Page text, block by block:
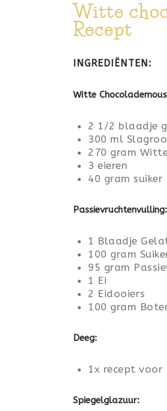
Witte
Recept
INGREDIËNTEN:
Witte
2 1/2 blaadje
300 ml
270 gram
3 eieren
40 gram suiker
Passievruchtenvulling:
1 Blaadje
100 gram
95 gram
1 Ei
2 Eidooiers
100 gram
Deeg:
1x recept voor
Spiegelglazuur: